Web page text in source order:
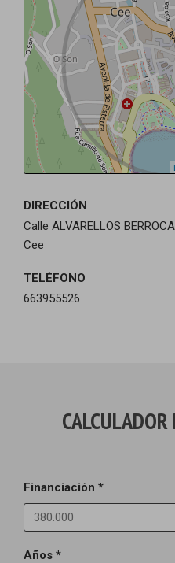
DIRECCIÓN
Calle ALVARELLOS
Cee
TELÉFONO
663955526
Financiación *
Años *